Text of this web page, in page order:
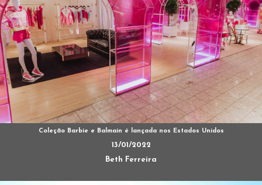
Coleção Barbie e Balmain é lançada nos Estados Unidos
13/01/2022
Beth Ferreira